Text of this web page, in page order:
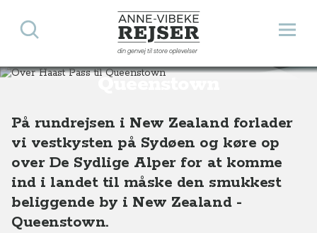
Anne-Vibeke Rejser
din genvej til store oplevelser
Åbn
Søg
Over Haast Pass til
Queenstown
Destinationer Oceanien New Zealand Over Haast Pass til Queenstown i New Zealand
På rundrejsen i New Zealand forlader
vi vestkysten på Sydøen og køre op
over De Sydlige Alper for at komme
ind i landet til måske den smukkest
beliggende by i New Zealand -
Queenstown.